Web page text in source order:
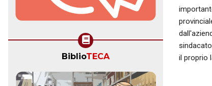
il proprio
BiblioTECA